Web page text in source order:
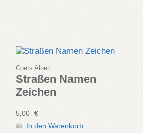
Coers Albert
Straßen Namen
Zeichen
5,00 €
In den Warenkorb